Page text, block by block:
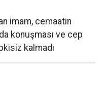
imam, cemaatin
konuşması ve cep
kalmadı